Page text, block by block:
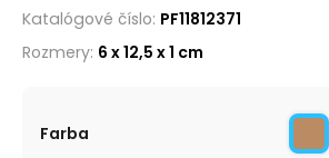
Katalógové číslo: PF11812371
Rozmery: 6 x 12,5 x 1 cm
Farba